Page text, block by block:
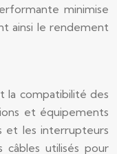
minimise
ainsi le rendement
la compatibilité des
et équipements
et les interrupteurs
utilisés pour